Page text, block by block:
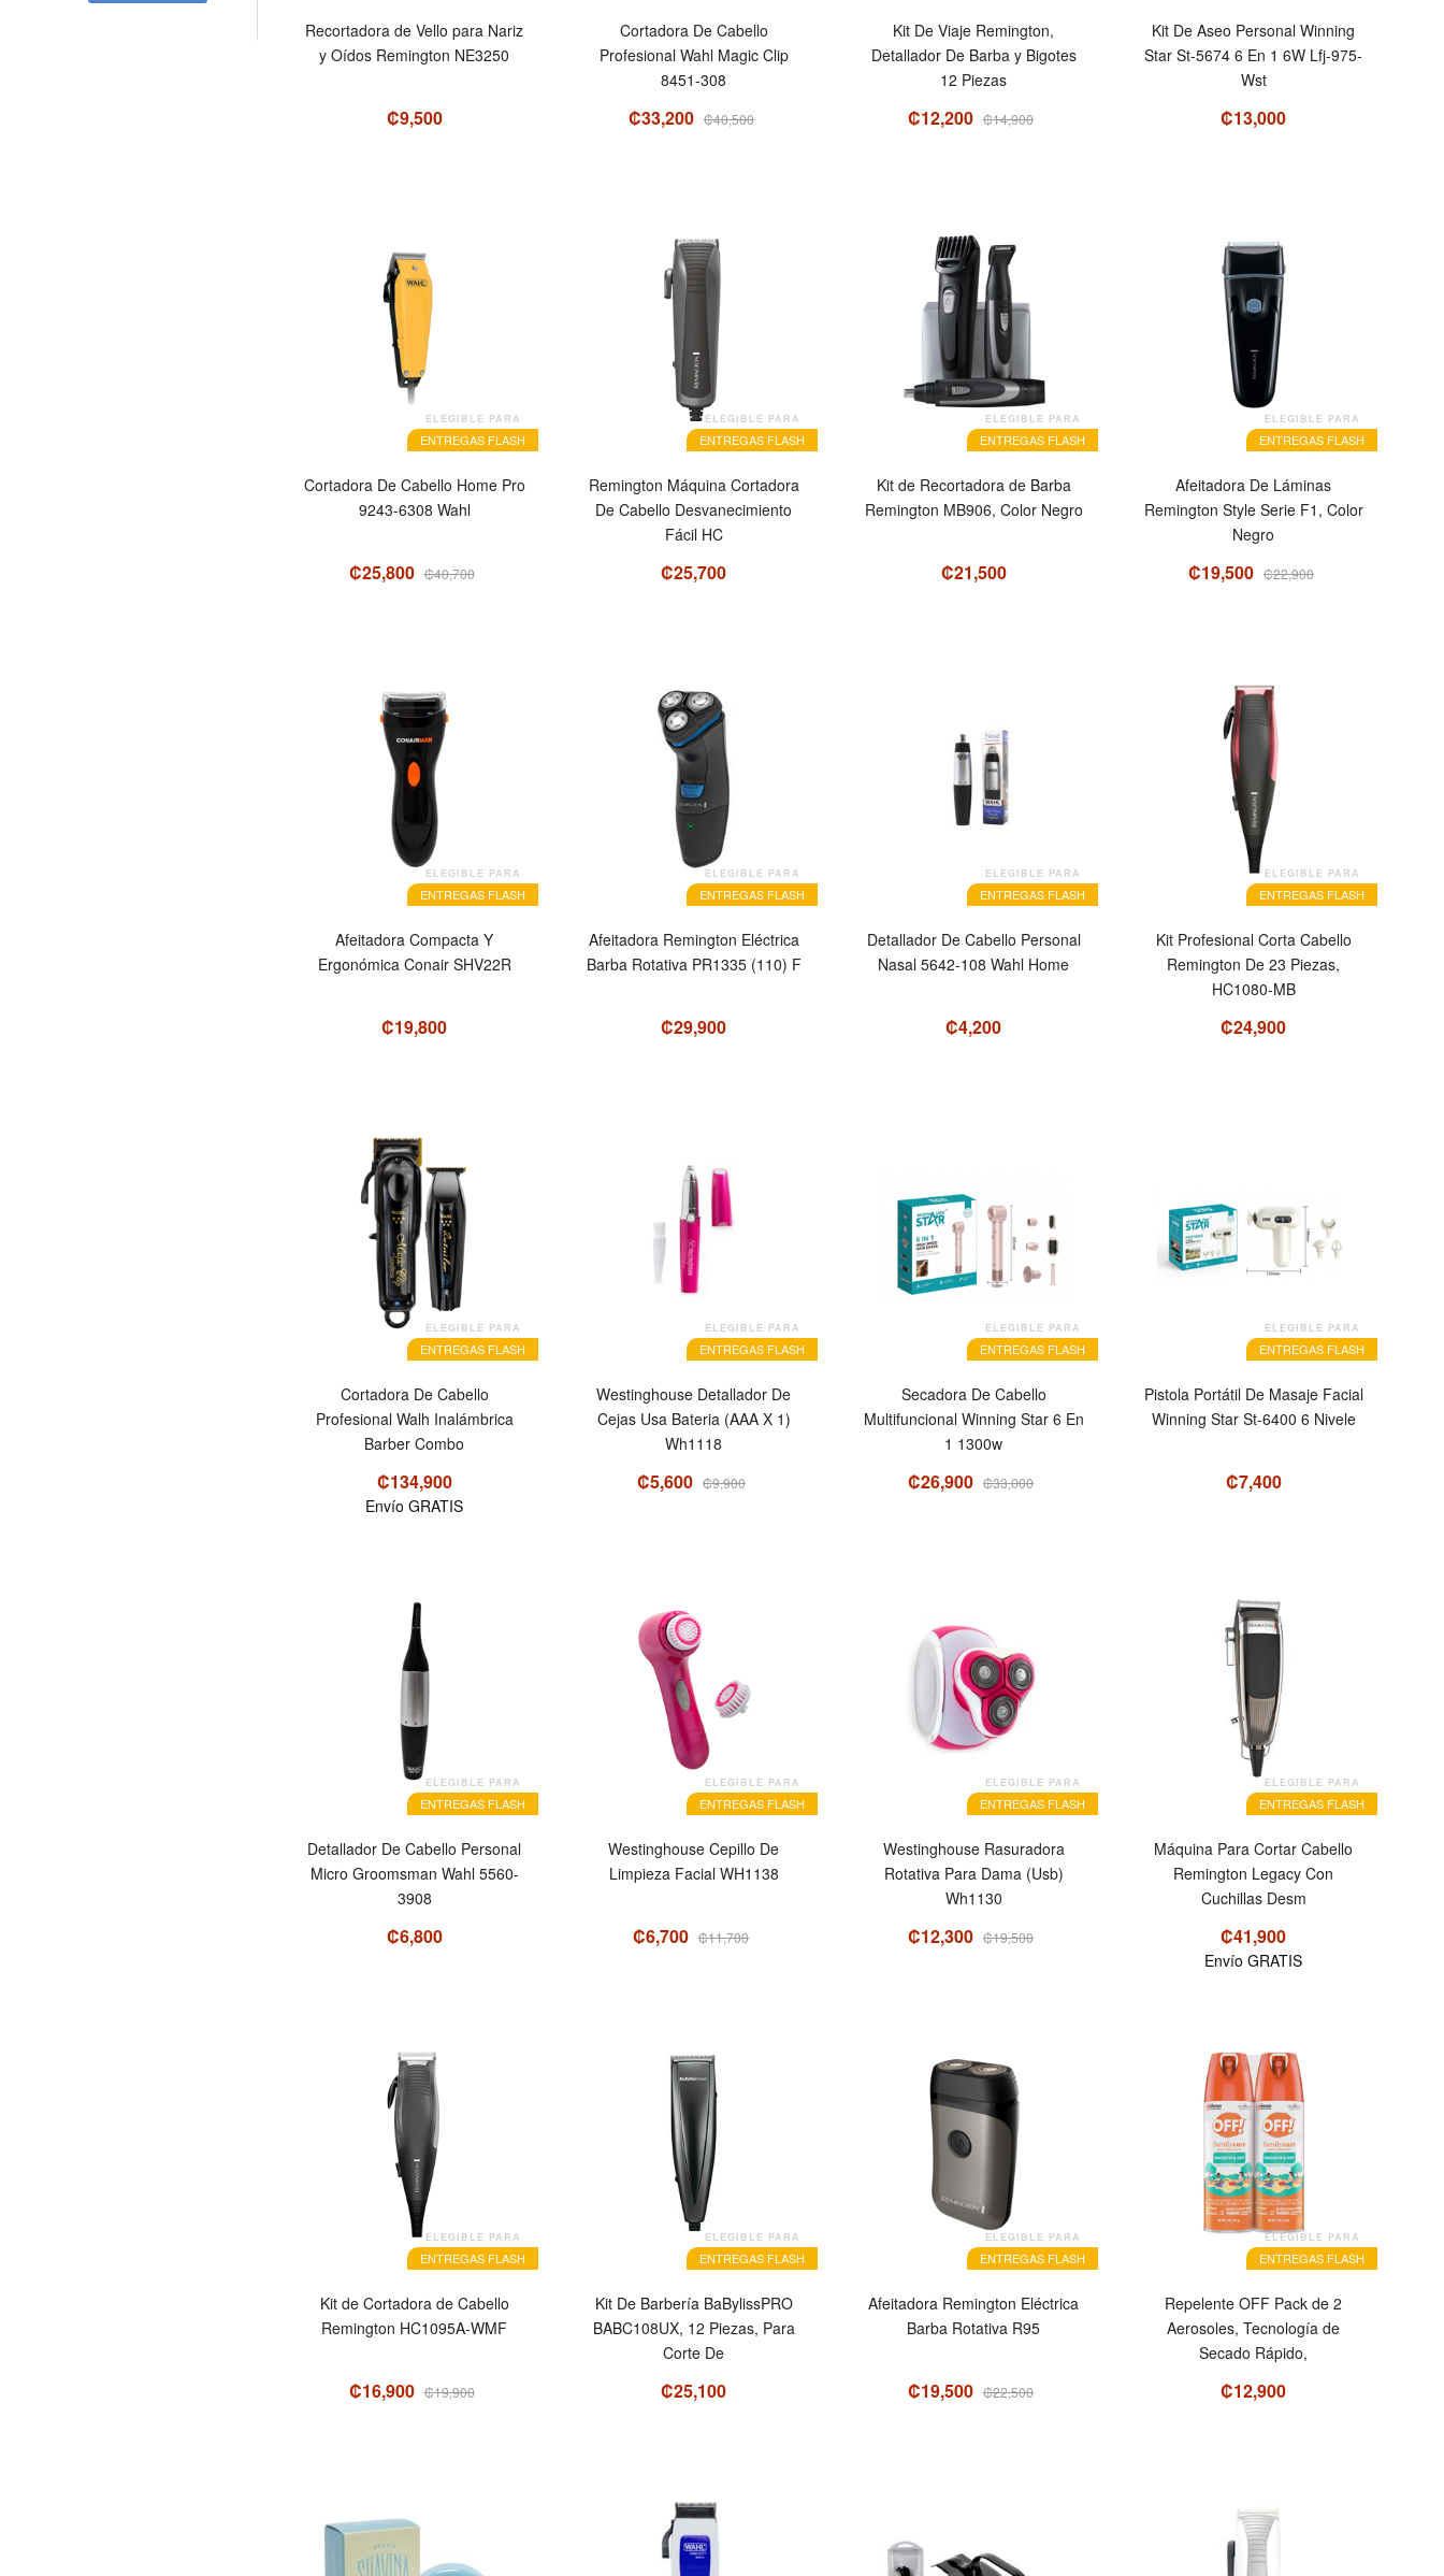
Recortadora de Vello para Nariz
y Oídos Remington NE3250
₡9,500
Cortadora De Cabello
Profesional Wahl Magic Clip
8451-308
₡33,200 ₡40,500
Kit De Viaje Remington,
Detallador De Barba y Bigotes
12 Piezas
₡12,200 ₡14,900
Kit De Aseo Personal Winning
Star St-5674 6 En 1 6W Lfj-975-
Wst
₡13,000
ELEGIBLE PARA
ENTREGAS FLASH
Cortadora De Cabello Home Pro
9243-6308 Wahl
₡25,800 ₡40,700
ELEGIBLE PARA
ENTREGAS FLASH
Remington Máquina Cortadora
De Cabello Desvanecimiento
Fácil HC
₡25,700
ELEGIBLE PARA
ENTREGAS FLASH
Kit de Recortadora de Barba
Remington MB906, Color Negro
₡21,500
ELEGIBLE PARA
ENTREGAS FLASH
Afeitadora De Láminas
Remington Style Serie F1, Color
Negro
₡19,500 ₡22,900
ELEGIBLE PARA
ENTREGAS FLASH
Afeitadora Compacta Y
Ergonómica Conair SHV22R
₡19,800
ELEGIBLE PARA
ENTREGAS FLASH
Afeitadora Remington Eléctrica
Barba Rotativa PR1335 (110) F
₡29,900
ELEGIBLE PARA
ENTREGAS FLASH
Detallador De Cabello Personal
Nasal 5642-108 Wahl Home
₡4,200
ELEGIBLE PARA
ENTREGAS FLASH
Kit Profesional Corta Cabello
Remington De 23 Piezas,
HC1080-MB
₡24,900
ELEGIBLE PARA
ENTREGAS FLASH
Cortadora De Cabello
Profesional Walh Inalámbrica
Barber Combo
₡134,900
Envío GRATIS
ELEGIBLE PARA
ENTREGAS FLASH
Westinghouse Detallador De
Cejas Usa Bateria (AAA X 1)
Wh1118
₡5,600 ₡9,900
ELEGIBLE PARA
ENTREGAS FLASH
Secadora De Cabello
Multifuncional Winning Star 6 En
1 1300w
₡26,900 ₡33,000
ELEGIBLE PARA
ENTREGAS FLASH
Pistola Portátil De Masaje Facial
Winning Star St-6400 6 Nivele
₡7,400
ELEGIBLE PARA
ENTREGAS FLASH
Detallador De Cabello Personal
Micro Groomsman Wahl 5560-
3908
₡6,800
ELEGIBLE PARA
ENTREGAS FLASH
Westinghouse Cepillo De
Limpieza Facial WH1138
₡6,700 ₡11,700
ELEGIBLE PARA
ENTREGAS FLASH
Westinghouse Rasuradora
Rotativa Para Dama (Usb)
Wh1130
₡12,300 ₡19,500
ELEGIBLE PARA
ENTREGAS FLASH
Máquina Para Cortar Cabello
Remington Legacy Con
Cuchillas Desm
₡41,900
Envío GRATIS
ELEGIBLE PARA
ENTREGAS FLASH
Kit de Cortadora de Cabello
Remington HC1095A-WMF
₡16,900 ₡19,900
ELEGIBLE PARA
ENTREGAS FLASH
Kit De Barbería BaBylissPRO
BABC108UX, 12 Piezas, Para
Corte De
₡25,100
ELEGIBLE PARA
ENTREGAS FLASH
Afeitadora Remington Eléctrica
Barba Rotativa R95
₡19,500 ₡22,500
ELEGIBLE PARA
ENTREGAS FLASH
Repelente OFF Pack de 2
Aerosoles, Tecnología de
Secado Rápido,
₡12,900